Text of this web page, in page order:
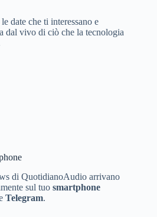
date che ti interessano e
dal vivo di ciò che la tecnologia
di QuotidianoAudio arrivano
sul tuo smartphone
Telegram.